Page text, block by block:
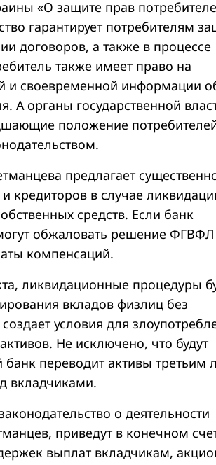
«О защите прав
гарантирует потребителям
договоров, а также в процессе
также имеет право на
и своевременной информации
А органы государственной
положение
предлагает
кредиторов в случае
средств. Если банк
обжаловать решение
компенсаций.
ликвидационные процедуры
вкладов физлиц без
условия для
Не исключено, что будут
переводит активы третьим
вкладчиками.
о деятельности
приведут в конечном
выплат вкладчикам,